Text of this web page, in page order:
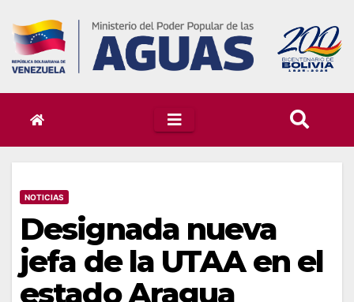
content
NOTICIAS
Designada nueva
jefa de la UTAA en el
estado Aragua